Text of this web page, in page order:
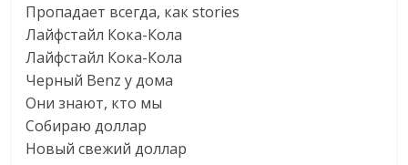
Пропадает всегда, как stories
Лайфстайл Кока-Кола
Лайфстайл Кока-Кола
Черный Benz у дома
Они знают, кто мы
Собираю доллар
Новый свежий доллар